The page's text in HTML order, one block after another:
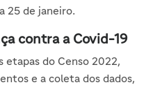
25 de janeiro.
contra a Covid-19
etapas do Censo 2022,
e a coleta dos dados,